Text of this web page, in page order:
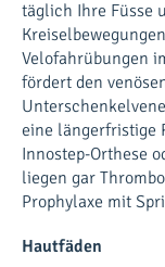
täglich Ihre Füsse
Velofahrübungen
fördert den
eine längerfristige
Innostep-Orthese
liegen gar
Prophylaxe mit
Hautfäden